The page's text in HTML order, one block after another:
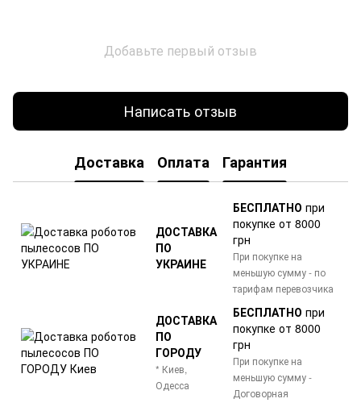
Добавьте первый отзыв
Написать отзыв
Доставка Оплата Гарантия
ДОСТАВКА
ПО
УКРАИНЕ
БЕСПЛАТНО при
покупке от 8000
грн
При покупке на
меньшую сумму - по
тарифам перевозчика
ДОСТАВКА
ПО
ГОРОДУ
* Киев,
Одесса
БЕСПЛАТНО при
покупке от 8000
грн
При покупке на
меньшую сумму -
Договорная